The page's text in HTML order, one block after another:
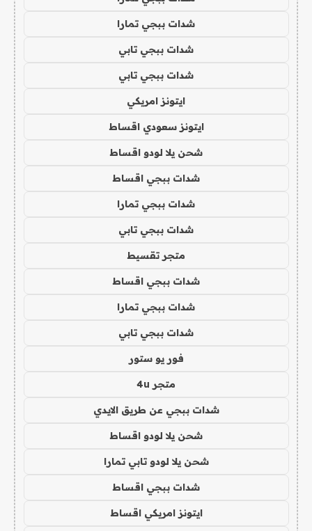
شدات ببجي تمارا
شدات ببجي تابي
شدات ببجي تابي
ايتونز امريكي
ايتونز سعودي اقساط
شحن يلا لودو اقساط
شدات ببجي اقساط
شدات ببجي تمارا
شدات ببجي تابي
متجر تقسيط
شدات ببجي اقساط
شدات ببجي تمارا
شدات ببجي تابي
فور يو ستور
متجر 4u
شدات ببجي عن طريق الايدي
شحن يلا لودو اقساط
شحن يلا لودو تابي تمارا
شدات ببجي اقساط
ايتونز امريكي اقساط